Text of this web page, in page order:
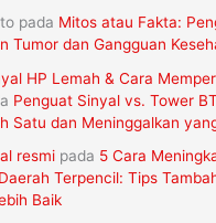
pada Mitos atau Fakta:
Tumor dan Gangguan
HP Lemah & Cara
Penguat Sinyal vs. Tower
Satu dan Meninggalkan
resmi pada 5 Cara
Terpencil: Tips
Baik